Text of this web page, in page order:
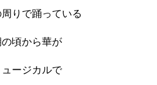
りで踊っている
頃から華が
ージカルで